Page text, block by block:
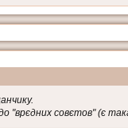
"врєдних совєтов" (є